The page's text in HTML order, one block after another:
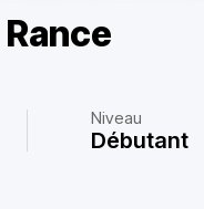
Niveau
Débutant